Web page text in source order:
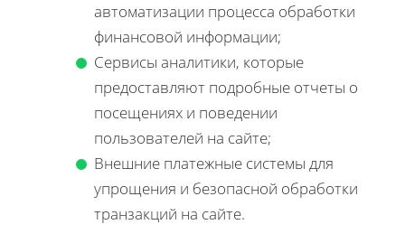
автоматизации процесса обработки
финансовой информации;
Сервисы аналитики, которые
предоставляют подробные отчеты о
посещениях и поведении
пользователей на сайте;
Внешние платежные системы для
упрощения и безопасной обработки
транзакций на сайте.